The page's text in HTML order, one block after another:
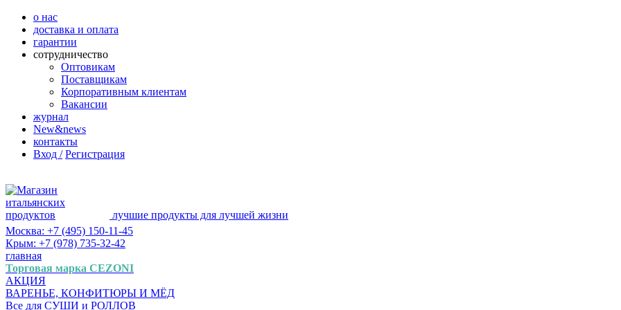
о нас
доставка и оплата
гарантии
сотрудничество
Оптовикам
Поставщикам
Корпоративным клиентам
Вакансии
журнал
New&news
контакты
Вход / Регистрация
лучшие продукты для лучшей жизни
Москва: +7 (495) 150-11-45
Крым: +7 (978) 735-32-42
главная
Торговая марка CEZONI
АКЦИЯ
ВАРЕНЬЕ, КОНФИТЮРЫ И МЁД
Все для СУШИ и РОЛЛОВ